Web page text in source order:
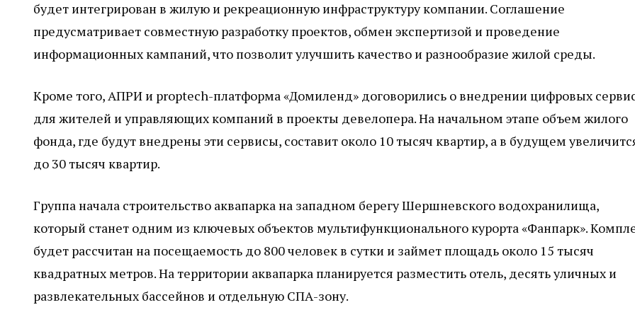
будет интегрирован в жилую и рекреационную инфраструктуру компании. Соглашение
предусматривает совместную разработку проектов, обмен экспертизой и проведение
информационных кампаний, что позволит улучшить качество и разнообразие жилой среды.
Кроме того, АПРИ и proptech-платформа «Домиленд» договорились о внедрении цифровых
для жителей и управляющих компаний в проекты девелопера. На начальном этапе объем жилого
фонда, где будут внедрены эти сервисы, составит около 10 тысяч квартир, а в будущем
до 30 тысяч квартир.
Группа начала строительство аквапарка на западном берегу Шершневского водохранилища,
который станет одним из ключевых объектов мультифункционального курорта «Фанпарк».
будет рассчитан на посещаемость до 800 человек в сутки и займет площадь около 15 тысяч
квадратных метров. На территории аквапарка планируется разместить отель, десять уличных и
развлекательных бассейнов и отдельную СПА-зону.